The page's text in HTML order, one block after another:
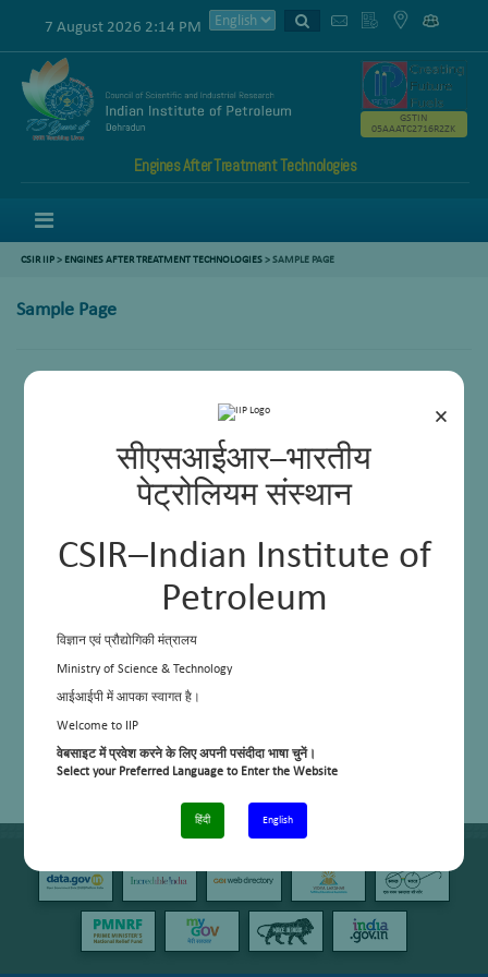
×
सीएसआईआर–भारतीय
पेट्रोलियम संस्थान
CSIR–Indian Institute of
Petroleum
विज्ञान एवं प्रौद्योगिकी मंत्रालय
Ministry of Science & Technology
आईआईपी में आपका स्वागत है।
Welcome to IIP
वेबसाइट में प्रवेश करने के लिए अपनी पसंदीदा भाषा चुनें।
Select your Preferred Language to Enter the Website
हिंदी English
7 August 2026 2:14 PM
Engines After Treatment Technologies
GSTIN
05AAATC2716R2ZK
CSIR IIP> ENGINES AFTER TREATMENT TECHNOLOGIES>SAMPLE PAGE
Sample Page